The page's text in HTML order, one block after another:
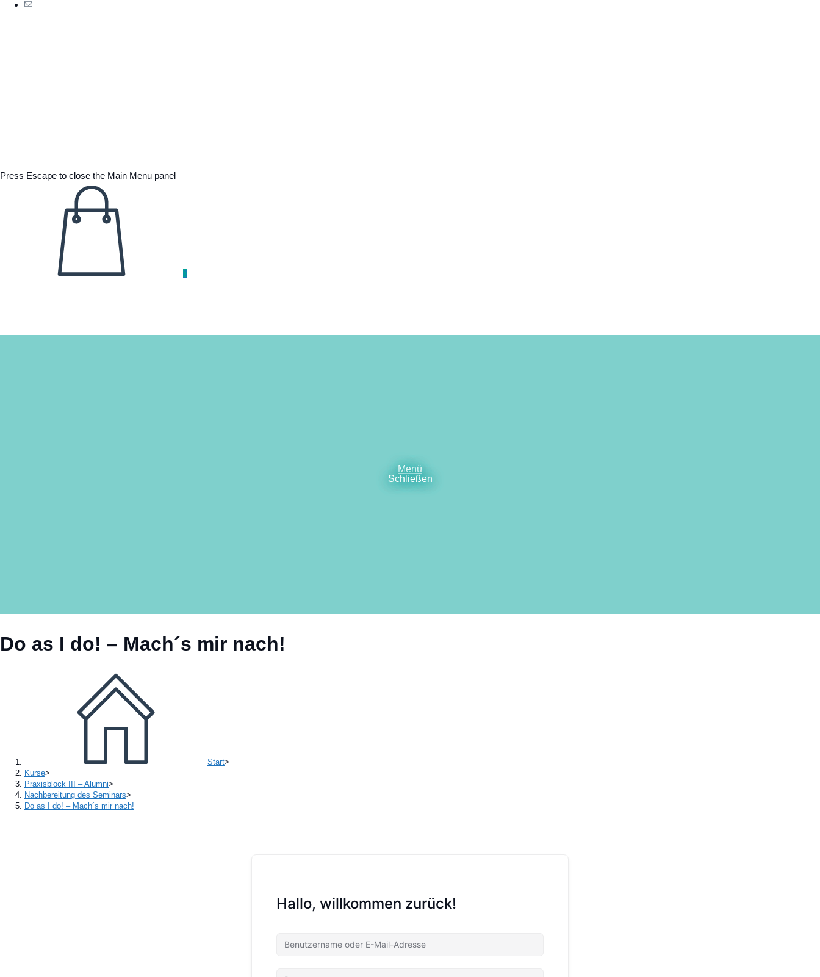
Press Escape to close the Main Menu panel
0
Menü
Schließen
Do as I do! – Mach´s mir nach!
Start>
Kurse>
Praxisblock III – Alumni>
Nachbereitung des Seminars>
Do as I do! – Mach´s mir nach!
Hallo, willkommen zurück!